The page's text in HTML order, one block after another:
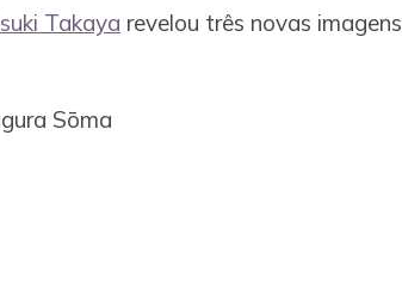
Takaya revelou três novas imagens
Sōma